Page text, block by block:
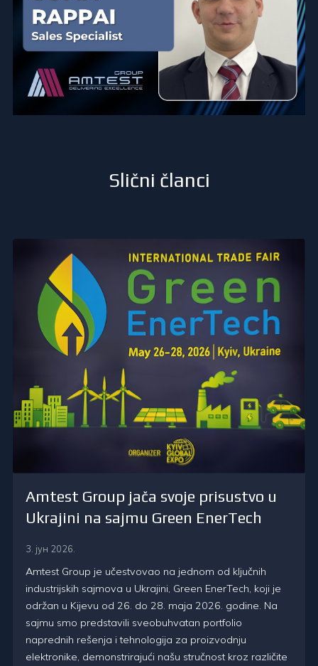
Slični članci
Amtest Group jača svoje prisustvo u
Ukrajini na sajmu Green EnerTech
3. јун 2026.
Amtest Group je učestvovao na jednom od ključnih
industrijskih sajmova u Ukrajini, Green EnerTech, koji je
održan u Kijevu od 26. do 28. maja 2026. godine. Na
sajmu smo predstavili sveobuhvatan portfolio
naprednih rešenja i tehnologija za proizvodnju
elektronike, demonstrirajući našu stručnost kroz različite